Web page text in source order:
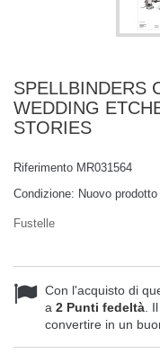
SPELLBINDERS
WEDDING
STORIES
Riferimento MR031564
Condizione: Nuovo prodotto
Fustelle
Con l'acquisto di
a 2 Punti fedeltà .
convertire in un